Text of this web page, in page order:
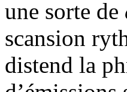
une sorte de
scansion
distend la